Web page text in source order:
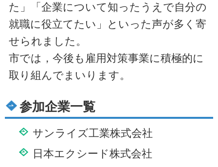
た」「企業について知ったうえで自分の
就職に役立てたい」といった声が多く寄
せられました。
市では，今後も雇用対策事業に積極的に
取り組んでまいります。
参加企業一覧
サンライズ工業株式会社
日本エクシード株式会社